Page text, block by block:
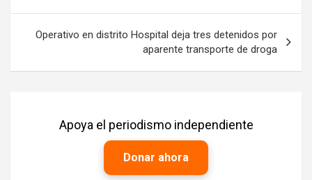
entradas
Operativo en distrito Hospital deja tres detenidos por
aparente transporte de droga
Apoya el periodismo independiente
Donar ahora